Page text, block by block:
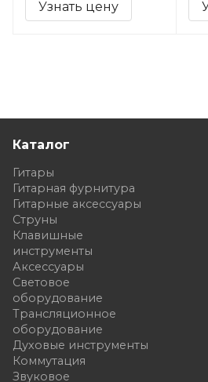
Узнать цену
Каталог
Гитары
Гитарная фурнитура
Гитарные аксессуары
Струны
Клавишные
инструменты
Аксессуары
Световое
оборудование
Трансляционное
оборудование
Духовые инструменты
Коммутация
Звуковое